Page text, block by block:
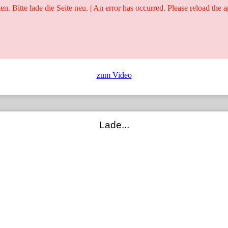
zum Video
Lade...
Bitte lade die Seite neu. | An error has occurred. Please reload the